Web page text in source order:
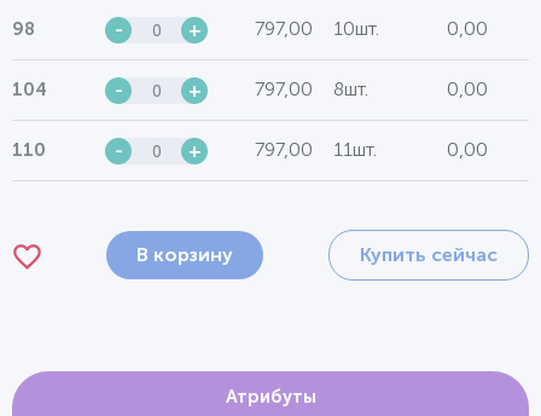
98 - + 797,00 10шт. 0,00
104 - + 797,00 8шт. 0,00
110 - + 797,00 11шт. 0,00
В корзину Купить сейчас
Атрибуты